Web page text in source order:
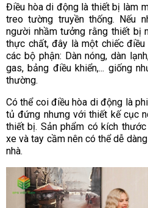
Điều hòa di động là thiết bị làm
treo tường truyền thống. Nếu
người nhầm tưởng rằng thiết bị
thực chất, đây là một chiếc điều
các bộ phận: Dàn nóng, dàn
gas, bảng điều khiển,... giống
thường.
Có thể coi điều hòa di động là
tủ đứng nhưng với thiết kế cục
thiết bị. Sản phẩm có kích
xe và tay cầm nên có thể dễ
nhà.